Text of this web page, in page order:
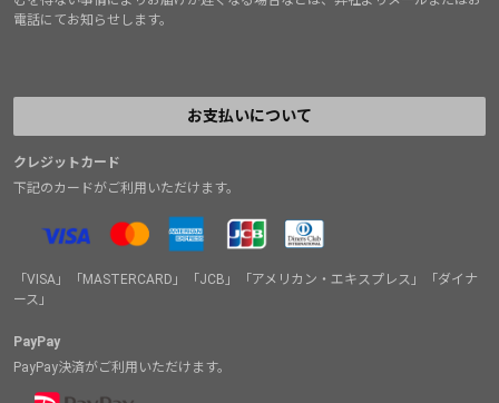
電話にてお知らせします。
お支払いについて
クレジットカード
下記のカードがご利用いただけます。
「VISA」「MASTERCARD」「JCB」「アメリカン・エキスプレス」「ダイナ
ース」
PayPay
PayPay決済がご利用いただけます。